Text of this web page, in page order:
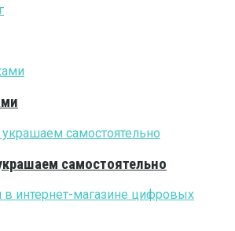
самостоятельно